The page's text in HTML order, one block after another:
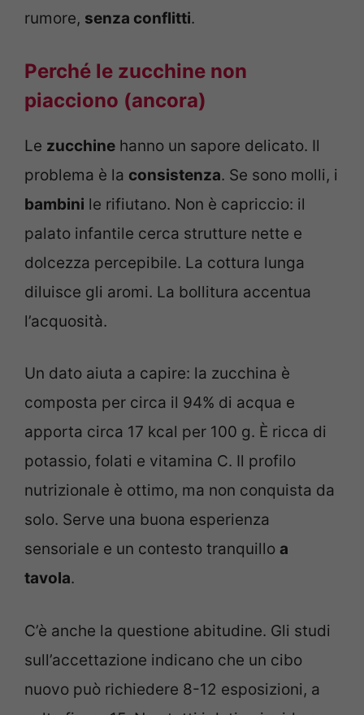
rumore, senza conflitti.
Perché le zucchine non
piacciono (ancora)
Le zucchine hanno un sapore delicato. Il
problema è la consistenza. Se sono molli, i
bambini le rifiutano. Non è capriccio: il
palato infantile cerca strutture nette e
dolcezza percepibile. La cottura lunga
diluisce gli aromi. La bollitura accentua
l’acquosità.
Un dato aiuta a capire: la zucchina è
composta per circa il 94% di acqua e
apporta circa 17 kcal per 100 g. È ricca di
potassio, folati e vitamina C. Il profilo
nutrizionale è ottimo, ma non conquista da
solo. Serve una buona esperienza
sensoriale e un contesto tranquillo a
tavola.
C’è anche la questione abitudine. Gli studi
sull’accettazione indicano che un cibo
nuovo può richiedere 8-12 esposizioni, a